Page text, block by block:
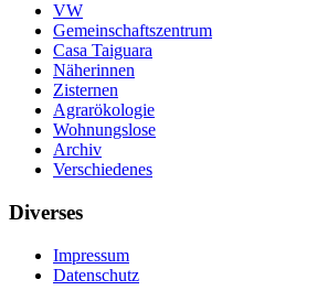
VW
Gemeinschaftszentrum
Casa Taiguara
Näherinnen
Zisternen
Agrarökologie
Wohnungslose
Archiv
Verschiedenes
Diverses
Impressum
Datenschutz